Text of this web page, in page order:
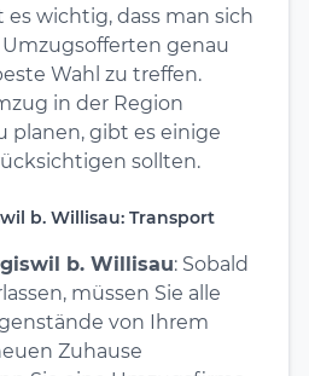
es wichtig, dass man sich
genau
Wahl zu treffen.
in der Region
planen, gibt es einige
sollten.
b. Willisau: Transport
b. Willisau: Sobald
müssen Sie alle
von Ihrem
Zuhause